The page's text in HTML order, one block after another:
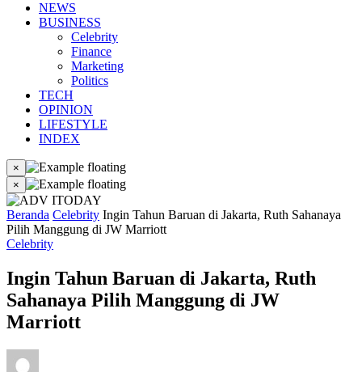
NEWS
BUSINESS
Celebrity
Finance
Marketing
Politics
TECH
OPINION
LIFESTYLE
INDEX
×
×
Beranda Celebrity Ingin Tahun Baruan di Jakarta, Ruth Sahanaya
Pilih Manggung di JW Marriott
Celebrity
Ingin Tahun Baruan di Jakarta, Ruth
Sahanaya Pilih Manggung di JW
Marriott